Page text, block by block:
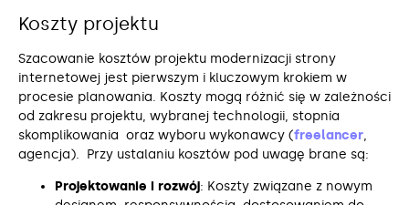
Koszty projektu
Szacowanie kosztów projektu modernizacji strony
internetowej jest pierwszym i kluczowym krokiem w
procesie planowania. Koszty mogą różnić się w zależności
od zakresu projektu, wybranej technologii, stopnia
skomplikowania oraz wyboru wykonawcy (freelancer,
agencja). Przy ustalaniu kosztów pod uwagę brane są:
Projektowanie i rozwój: Koszty związane z nowym